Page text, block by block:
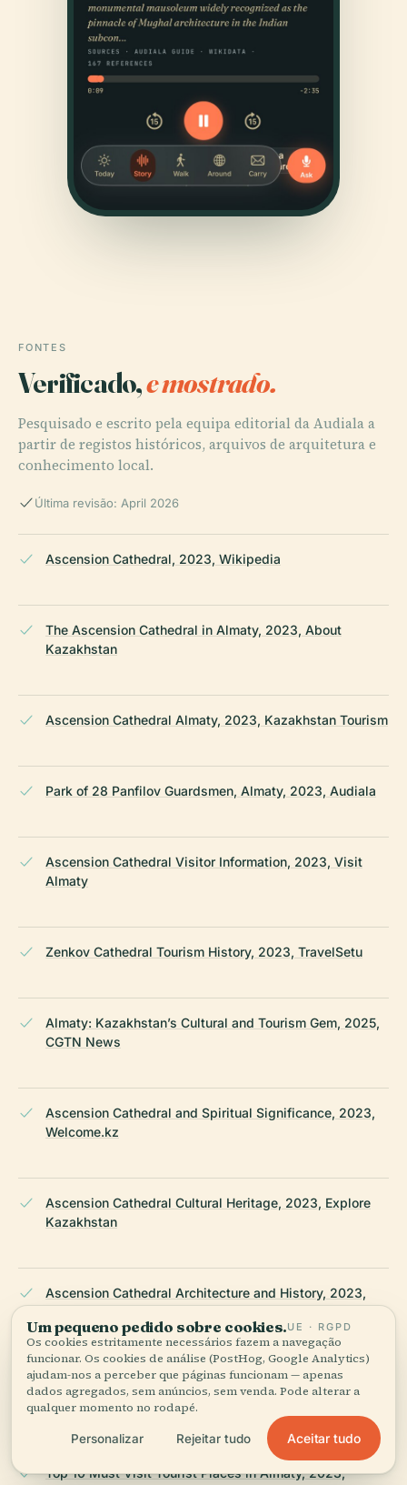
FONTES
Verificado,e mostrado.
Pesquisado e escrito pela equipa editorial da Audiala a
partir de registos históricos, arquivos de arquitetura e
conhecimento local.
Última revisão: April 2026
Ascension Cathedral, 2023, Wikipedia
The Ascension Cathedral in Almaty, 2023, About
Kazakhstan
Ascension Cathedral Almaty, 2023, Kazakhstan Tourism
Park of 28 Panfilov Guardsmen, Almaty, 2023, Audiala
Ascension Cathedral Visitor Information, 2023, Visit
Almaty
Zenkov Cathedral Tourism History, 2023, TravelSetu
Almaty: Kazakhstan’s Cultural and Tourism Gem, 2025,
CGTN News
Ascension Cathedral and Spiritual Significance, 2023,
Welcome.kz
Ascension Cathedral Cultural Heritage, 2023, Explore
Kazakhstan
Ascension Cathedral Architecture and History, 2023,
Zenkov’s Cathedral in Almaty City, 2023, Discover
Qazaqstan
Top 10 Must Visit Tourist Places in Almaty, 2023,
Um pequeno pedido sobre cookies.UE · RGPD
Os cookies estritamente necessários fazem a navegação
funcionar. Os cookies de análise (PostHog, Google Analytics)
ajudam-nos a perceber que páginas funcionam — apenas
dados agregados, sem anúncios, sem venda. Pode alterar a
qualquer momento no rodapé.
Personalizar Rejeitar tudo Aceitar tudo